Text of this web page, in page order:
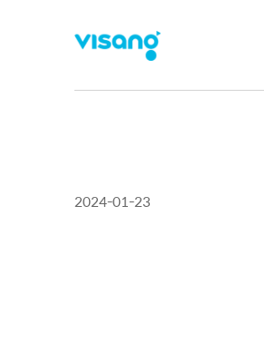
2024-01-23